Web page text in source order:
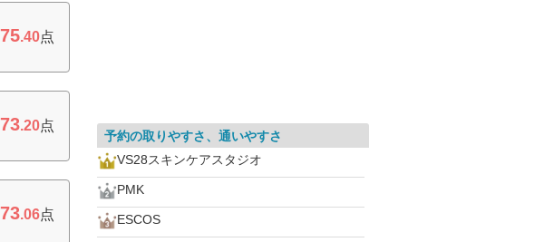
75.40点
73.20点
73.06点
予約の取りやすさ、通いやすさ
VS28スキンケアスタジオ
PMK
ESCOS